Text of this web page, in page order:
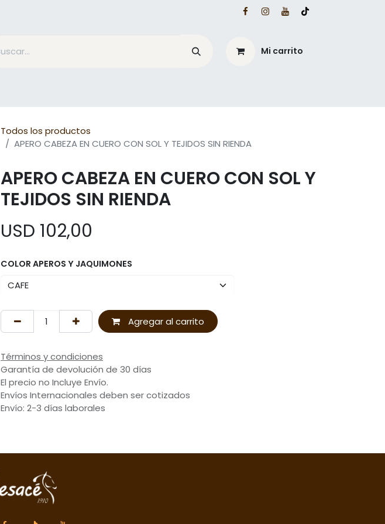
Mi carrito
Todos los productos
APERO CABEZA EN CUERO CON SOL Y TEJIDOS SIN RIENDA
APERO CABEZA EN CUERO CON SOL Y
TEJIDOS SIN RIENDA
USD 102,00
COLOR APEROS Y JAQUIMONES
Agregar al carrito
Términos y condiciones
Garantía de devolución de 30 días
El precio no Incluye Envío.
Envíos Internacionales deben ser cotizados
Envío: 2-3 días laborales